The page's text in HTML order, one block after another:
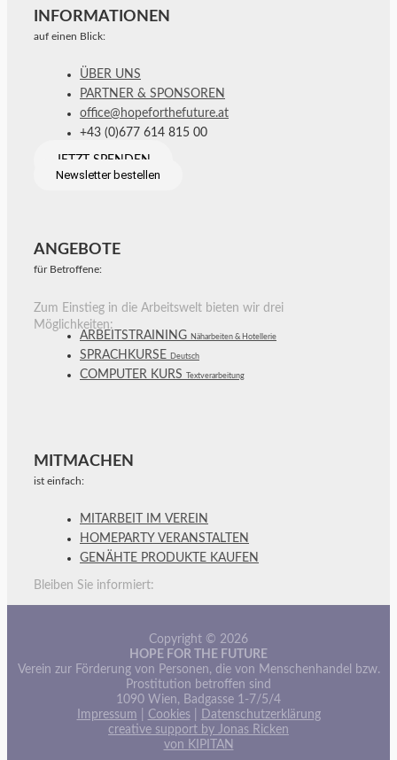
INFORMATIONEN
auf einen Blick:
ÜBER UNS
PARTNER & SPONSOREN
office@hopeforthefuture.at
+43 (0)677 614 815 00
JETZT SPENDEN
Newsletter bestellen
ANGEBOTE
für Betroffene:
Zum Einstieg in die Arbeitswelt bieten wir drei
Möglichkeiten:
ARBEITSTRAINING Näharbeiten & Hotellerie
SPRACHKURSE Deutsch
COMPUTER KURS Textverarbeitung
MITMACHEN
ist einfach:
MITARBEIT IM VEREIN
HOMEPARTY VERANSTALTEN
GENÄHTE PRODUKTE KAUFEN
Bleiben Sie informiert:
Copyright © 2026
HOPE FOR THE FUTURE
Verein zur Förderung von Personen, die von Menschenhandel bzw.
Prostitution betroffen sind
1090 Wien, Badgasse 1-7/5/4
Impressum
Cookies|
Datenschutzerklärung
creative support by Jonas Ricken
von KIPITAN